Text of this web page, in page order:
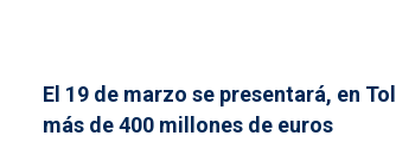
El 19 de marzo se presentará, en
más de 400 millones de euros